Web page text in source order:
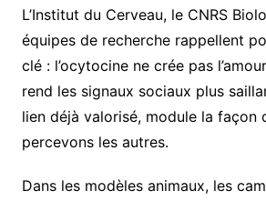
L’Institut du Cerveau, le CNRS
équipes de recherche rappellent
clé : l’ocytocine ne crée pas
rend les signaux sociaux plus
lien déjà valorisé, module la façon
percevons les autres.
Dans les modèles animaux, les